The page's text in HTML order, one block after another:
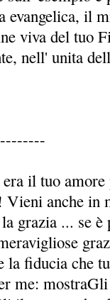
evangelica, il
viva del tuo
nell' unita
il tuo
anche in
grazia ... se
la fidu­cia che
me: